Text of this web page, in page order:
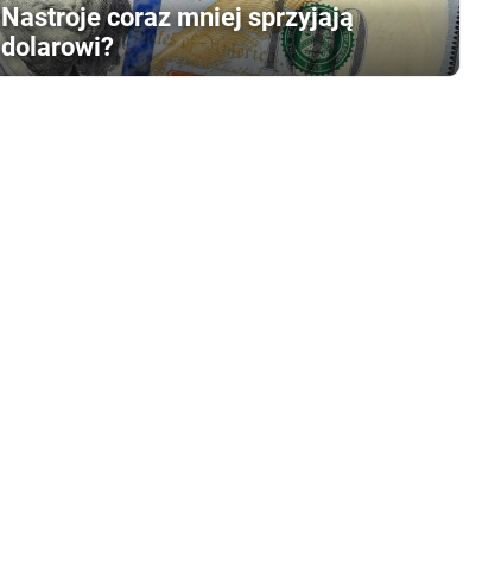
Nastroje coraz mniej sprzyjają
dolarowi?